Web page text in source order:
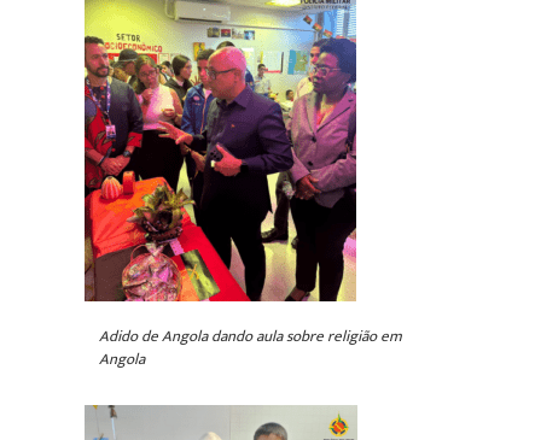
Adido de Angola dando aula sobre religião em
Angola